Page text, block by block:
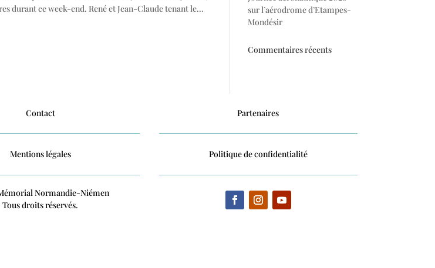
durant ce week-end. René et Jean-Claude tenant le...
sur l’aérodrome d’Etampes-
Mondésir
Commentaires récents
Contact
Mentions légales
Normandie-Niémen
Tous droits réservés.
Partenaires
Politique de confidentialité